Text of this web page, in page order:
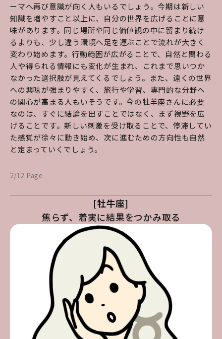
ーマへ再び意識が向く人もいるでしょう。今期は新しい
知識を増やすこと以上に、自分の世界を広げることに意
味があります。同じ場所や同じ価値観の中に留まり続け
るよりも、少し違う環境へ足を運ぶことで流れが大きく
変わり始めます。行動範囲が広がることで、自然と関わる
人や得られる情報にも変化が生まれ、これまで思いつか
なかった選択肢が見えてくるでしょう。また、遠くの世界
への興味が強まりやすく、旅行や学習、専門的な分野へ
の関心が高まる人もいそうです。今の牡羊座さんに必要
なのは、すぐに結論を出すことではなく、まず視野を広
げることです。新しい刺激を受け取ることで、停滞してい
た感覚が徐々に動き始め、次に進むための方向性も自然
と定まっていくでしょう。
2/12 Page
[牡牛座]
焦らず、着実に結果をつかみ取る